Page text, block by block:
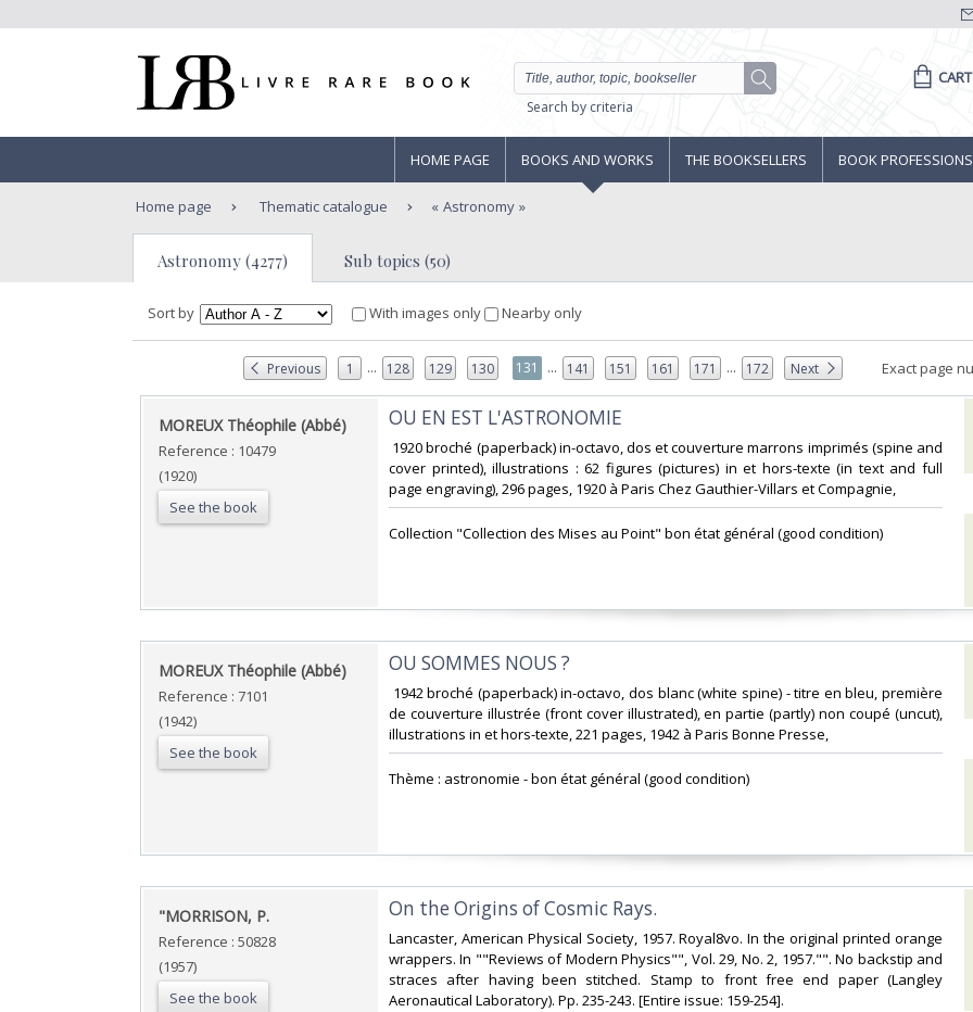
Search by criteria
CART
HOME PAGE BOOKS AND WORKS THE BOOKSELLERS BOOK
Home page Thematic catalogue Astronomy
Astronomy (4277) Sub topics (50)
Sort by With images only Nearby only
Previous 1 ... 128 129 130 131 ... 141 151 161 171 ... 172 Next Exact page
‎MOREUX Théophile (Abbé)‎
Reference : 10479
(1920)
See the book
‎OU EN EST L'ASTRONOMIE‎
‎ 1920 broché (paperback) in-octavo, dos et couverture marrons imprimés (spine and
cover printed), illustrations : 62 figures (pictures) in et hors-texte (in text and full
page engraving), 296 pages, 1920 à Paris Chez Gauthier-Villars et Compagnie,‎
‎Collection "Collection des Mises au Point" bon état général (good condition) ‎
‎MOREUX Théophile (Abbé)‎
Reference : 7101
(1942)
See the book
‎OU SOMMES NOUS ?‎
‎ 1942 broché (paperback) in-octavo, dos blanc (white spine) - titre en bleu, première
de couverture illustrée (front cover illustrated), en partie (partly) non coupé (uncut),
illustrations in et hors-texte, 221 pages, 1942 à Paris Bonne Presse, ‎
‎Thème : astronomie - bon état général (good condition) ‎
‎"MORRISON, P.‎
Reference : 50828
(1957)
See the book
‎On the Origins of Cosmic Rays.‎
‎Lancaster, American Physical Society, 1957. Royal8vo. In the original printed orange
wrappers. In ""Reviews of Modern Physics"", Vol. 29, No. 2, 1957."". No backstip and
straces after having been stitched. Stamp to front free end paper (Langley
Aeronautical Laboratory). Pp. 235-243. [Entire issue: 159-254].‎